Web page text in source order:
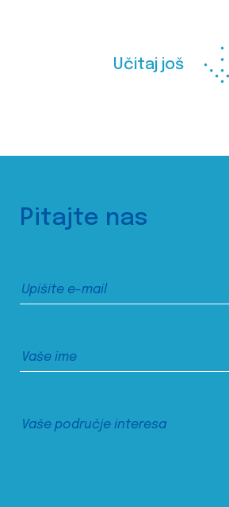
Učitaj još
Pitajte nas